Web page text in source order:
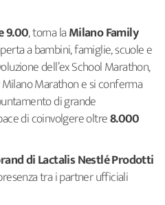
9.00, torna laMilano Family
a bambini, famiglie, scuole e
dell’ex School Marathon,
Marathon e si conferma
di grande
di coinvolgere oltre8.000
di Lactalis Nestlé Prodotti
tra i partner ufficiali